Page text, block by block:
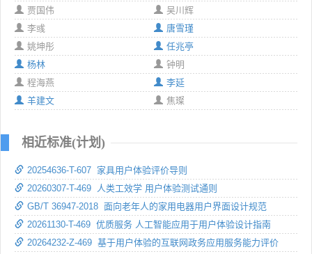
贾国伟
吴川辉
李彧
唐雪瑾
姚坤彤
任兆亭
杨林
钟明
程海燕
李延
羊建文
焦璨
相近标准(计划)
20254636-T-607 家具用户体验评价导则
20260307-T-469 人类工效学 用户体验测试通则
GB/T 36947-2018 面向老年人的家用电器用户界面设计规范
20261130-T-469 优质服务 人工智能应用于用户体验设计指南
20264232-Z-469 基于用户体验的互联网政务应用服务能力评价